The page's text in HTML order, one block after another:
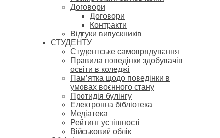
Договори
Договори
Контракти
Відгуки випускників
СТУДЕНТУ
Cтудентське самоврядування
Правила поведінки здобувачів
освіти в коледжі
Пам’ятка щодо поведінки в
умовах воєнного стану
Протидія булінгу
Електронна бібліотека
Медіатека
Рейтинг успішності
Військовий облік